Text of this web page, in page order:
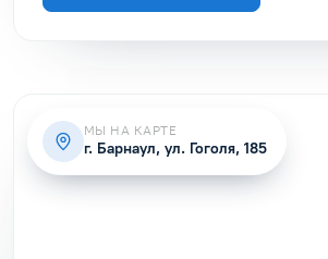
МЫ НА КАРТЕ
г. Барнаул, ул. Гоголя, 185